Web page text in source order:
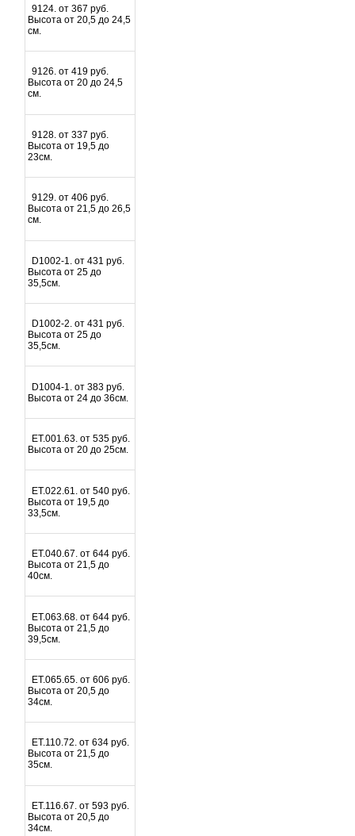
9124. от 367 руб.
Высота от 20,5 до 24,5
см.
9126. от 419 руб.
Высота от 20 до 24,5
см.
9128. от 337 руб.
Высота от 19,5 до
23см.
9129. от 406 руб.
Высота от 21,5 до 26,5
см.
D1002-1. от 431 руб.
Высота от 25 до
35,5см.
D1002-2. от 431 руб.
Высота от 25 до
35,5см.
D1004-1. от 383 руб.
Высота от 24 до 36см.
ET.001.63. от 535 руб.
Высота от 20 до 25см.
ET.022.61. от 540 руб.
Высота от 19,5 до
33,5см.
ET.040.67. от 644 руб.
Высота от 21,5 до
40см.
ET.063.68. от 644 руб.
Высота от 21,5 до
39,5см.
ET.065.65. от 606 руб.
Высота от 20,5 до
34см.
ET.110.72. от 634 руб.
Высота от 21,5 до
35см.
ET.116.67. от 593 руб.
Высота от 20,5 до
34см.